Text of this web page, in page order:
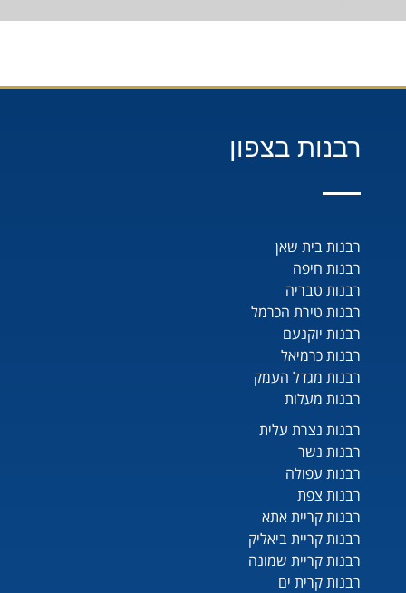
רבנות בצפון
רבנות בית שאן
רבנות חיפה
רבנות טבריה
רבנות טירת הכרמל
רבנות יוקנעם
רבנות כרמיאל
רבנות מגדל העמק
רבנות מעלות
רבנות נצרת עלית
רבנות נשר
רבנות עפולה
רבנות צפת
רבנות קריית אתא
רבנות קריית ביאליק
רבנות קריית שמונה
רבנות קרית ים